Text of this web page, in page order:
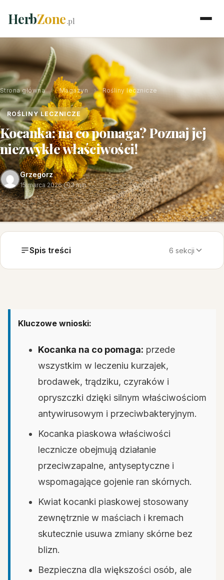
HerbZone.pl
Strona główna › Magazyn › Rośliny lecznicze
ROŚLINY LECZNICZE
Kocanka: na co pomaga? Poznaj jej
niezwykłe właściwości!
Grzegorz
15 marca 2026· 3 min
Spis treści 6 sekcji
Kluczowe wnioski:
Kocanka na co pomaga: przede
wszystkim w leczeniu kurzajek,
brodawek, trądziku, czyraków i
opryszczki dzięki silnym właściwościom
antywirusowym i przeciwbakteryjnym.
Kocanka piaskowa właściwości
lecznicze obejmują działanie
przeciwzapalne, antyseptyczne i
wspomagające gojenie ran skórnych.
Kwiat kocanki piaskowej stosowany
zewnętrznie w maściach i kremach
skutecznie usuwa zmiany skórne bez
blizn.
Bezpieczna dla większości osób, ale